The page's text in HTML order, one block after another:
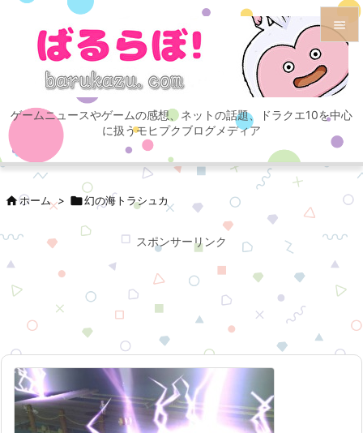
ゲームニュースやゲームの感想、ネットの話題、ドラクエ10を中心
に扱うモヒプクブログメディア

メニュ

サイド

次へ
検索
ホーム > 幻の海トラシュカ
スポンサーリンク